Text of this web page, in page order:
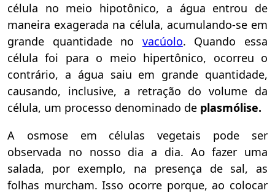
célula no meio hipotônico, a água entrou de
maneira exagerada na célula, acumulando-se em
grande quantidade no vacúolo. Quando essa
célula foi para o meio hipertônico, ocorreu o
contrário, a água saiu em grande quantidade,
causando, inclusive, a retração do volume da
célula, um processo denominado de plasmólise.
A osmose em células vegetais pode ser
observada no nosso dia a dia. Ao fazer uma
salada, por exemplo, na presença de sal, as
folhas murcham. Isso ocorre porque, ao colocar